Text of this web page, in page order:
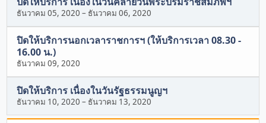
ธันวาคม 05, 2020 – ธันวาคม 06, 2020
ปิดให้บริการนอกเวลาราชการฯ (ให้บริการเวลา 08.30 -
16.00 น.)
ธันวาคม 09, 2020
ปิดให้บริการ เนื่องในวันรัฐธรรมนูญฯ
ธันวาคม 10, 2020 – ธันวาคม 13, 2020